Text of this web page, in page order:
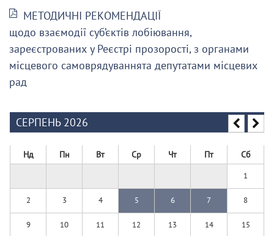
МЕТОДИЧНІ РЕКОМЕНДАЦІЇ
щодо взаємодії суб’єктів лобіювання,
зареєстрованих у Реєстрі прозорості, з органами
місцевого самоврядуваннята депутатами місцевих
рад
СЕРПЕНЬ 2026
Нд Пн Вт Ср Чт Пт Сб
1
2 3 4 5 6 7 8
9 10 11 12 13 14 15